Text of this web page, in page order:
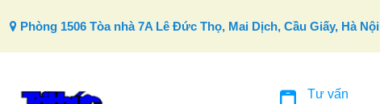
Phòng 1506 Tòa nhà 7A Lê Đức Thọ, Mai Dịch, Cầu Giấy, Hà Nội
Tư vấn